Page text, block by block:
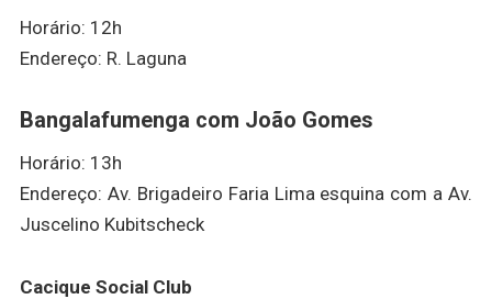
Horário: 12h
Endereço: R. Laguna
Bangalafumenga com João Gomes
Horário: 13h
Endereço: Av. Brigadeiro Faria Lima esquina com a Av.
Juscelino Kubitscheck
Cacique Social Club